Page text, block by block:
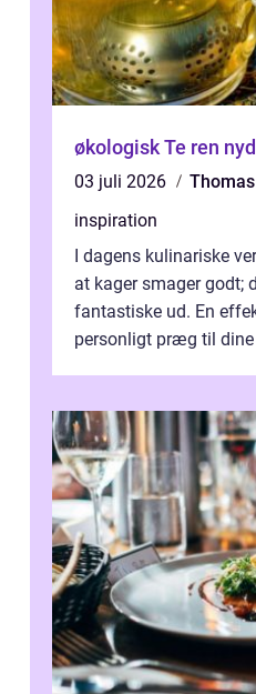
økologisk
03 juli 2026
inspiration
I dagens kulinariske
at kager smager godt;
fantastiske ud. En
personligt præg til dine